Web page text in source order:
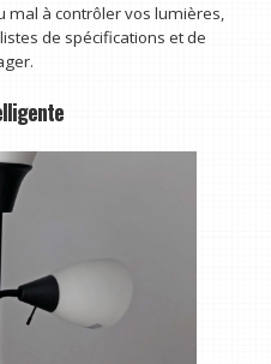
mal à contrôler vos lumières,
de spécifications et de